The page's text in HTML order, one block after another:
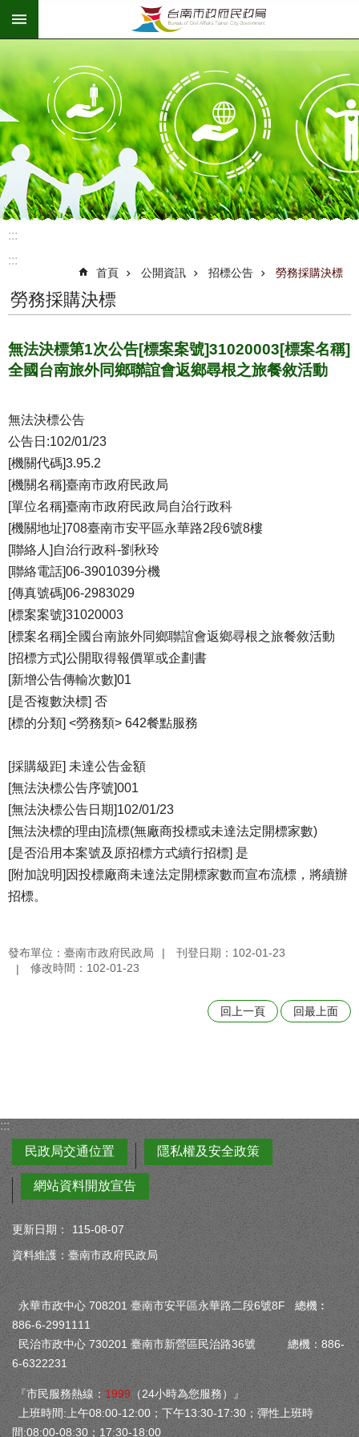
跳到主要內容區塊
:::
:::
首頁 公開資訊 招標公告 勞務採購決標
勞務採購決標
無法決標第1次公告[標案案號]31020003[標案名稱]
全國台南旅外同鄉聯誼會返鄉尋根之旅餐敘活動
無法決標公告
公告日:102/01/23
[機關代碼]3.95.2
[機關名稱]臺南市政府民政局
[單位名稱]臺南市政府民政局自治行政科
[機關地址]708臺南市安平區永華路2段6號8樓
[聯絡人]自治行政科-劉秋玲
[聯絡電話]06-3901039分機
[傳真號碼]06-2983029
[標案案號]31020003
[標案名稱]全國台南旅外同鄉聯誼會返鄉尋根之旅餐敘活動
[招標方式]公開取得報價單或企劃書
[新增公告傳輸次數]01
[是否複數決標] 否
[標的分類] <勞務類> 642餐點服務
[採購級距] 未達公告金額
[無法決標公告序號]001
[無法決標公告日期]102/01/23
[無法決標的理由]流標(無廠商投標或未達法定開標家數)
[是否沿用本案號及原招標方式續行招標] 是
[附加說明]因投標廠商未達法定開標家數而宣布流標，將續辦
招標。
發布單位：臺南市政府民政局
刊登日期：102-01-23
修改時間：102-01-23
回上一頁 回最上面
:::
民政局交通位置
隱私權及安全政策
網站資料開放宣告
更新日期：
115-08-07
資料維護：臺南市政府民政局
永華市政中心 708201 臺南市安平區永華路二段6號8F 總機︰
886-6-2991111
民治市政中心 730201 臺南市新營區民治路36號 總機：886-
6-6322231
『市民服務熱線： 1999 （24小時為您服務）』
上班時間:上午08:00-12:00；下午13:30-17:30；彈性上班時
間:08:00-08:30；17:30-18:00